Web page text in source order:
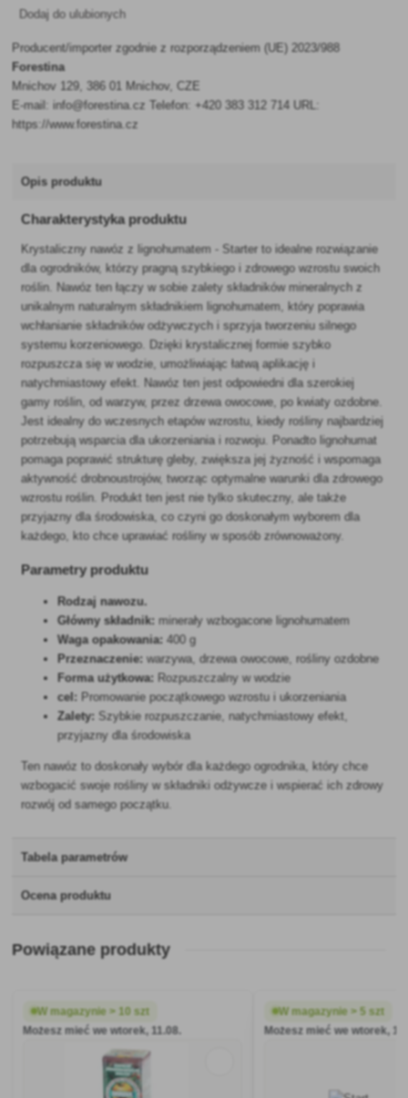
Dodaj do ulubionych
Producent/importer zgodnie z rozporządzeniem (UE) 2023/988
Forestina
Mnichov 129, 386 01 Mnichov, CZE
E-mail: info@forestina.cz Telefon: +420 383 312 714 URL:
https://www.forestina.cz
Opis produktu
Charakterystyka produktu
Krystaliczny nawóz z lignohumatem - Starter to idealne rozwiązanie
dla ogrodników, którzy pragną szybkiego i zdrowego wzrostu swoich
roślin. Nawóz ten łączy w sobie zalety składników mineralnych z
unikalnym naturalnym składnikiem lignohumatem, który poprawia
wchłanianie składników odżywczych i sprzyja tworzeniu silnego
systemu korzeniowego. Dzięki krystalicznej formie szybko
rozpuszcza się w wodzie, umożliwiając łatwą aplikację i
natychmiastowy efekt. Nawóz ten jest odpowiedni dla szerokiej
gamy roślin, od warzyw, przez drzewa owocowe, po kwiaty ozdobne.
Jest idealny do wczesnych etapów wzrostu, kiedy rośliny najbardziej
potrzebują wsparcia dla ukorzeniania i rozwoju. Ponadto lignohumat
pomaga poprawić strukturę gleby, zwiększa jej żyzność i wspomaga
aktywność drobnoustrojów, tworząc optymalne warunki dla zdrowego
wzrostu roślin. Produkt ten jest nie tylko skuteczny, ale także
przyjazny dla środowiska, co czyni go doskonałym wyborem dla
każdego, kto chce uprawiać rośliny w sposób zrównoważony.
Parametry produktu
Rodzaj nawozu.
Główny składnik: minerały wzbogacone lignohumatem
Waga opakowania: 400 g
Przeznaczenie: warzywa, drzewa owocowe, rośliny ozdobne
Forma użytkowa: Rozpuszczalny w wodzie
cel: Promowanie początkowego wzrostu i ukorzeniania
Zalety: Szybkie rozpuszczanie, natychmiastowy efekt,
przyjazny dla środowiska
Ten nawóz to doskonały wybór dla każdego ogrodnika, który chce
wzbogacić swoje rośliny w składniki odżywcze i wspierać ich zdrowy
rozwój od samego początku.
Tabela parametrów
Ocena produktu
Powiązane produkty
W magazynie > 10 szt
Możesz mieć we wtorek, 11.08.
W magazynie > 5 szt
Możesz mieć we wtorek,